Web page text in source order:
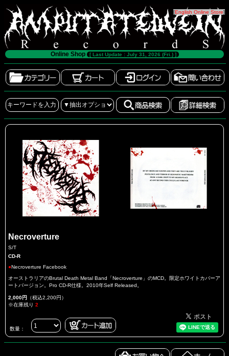
[English Online Store]
Online Shop [ Last Update : July 31, 2026 (Fri.) ]
Necroverture
S/T
CD-R
●Necroverture Facebook
オーストラリアのBrutal Death Metal Band「Necroverture」のMCD。限定ホワイトカバーア
ートバージョン。Pro CD-R仕様。2010年Self Released。
2,000円 （税込2,200円）
※在庫残り 2
数量：